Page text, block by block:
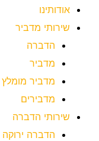
אודותינו
שירותי מדביר
הדברה
מדביר
מדביר מומלץ
מדבירים
שירותי הדברה
הדברה ירוקה